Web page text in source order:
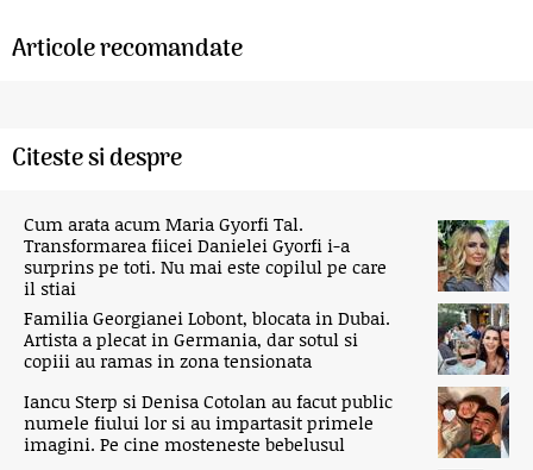
Articole recomandate
Citeste si despre
Cum arata acum Maria Gyorfi Tal.
Transformarea fiicei Danielei Gyorfi i-a
surprins pe toti. Nu mai este copilul pe care
il stiai
Familia Georgianei Lobont, blocata in Dubai.
Artista a plecat in Germania, dar sotul si
copiii au ramas in zona tensionata
Iancu Sterp si Denisa Cotolan au facut public
numele fiului lor si au impartasit primele
imagini. Pe cine mosteneste bebelusul